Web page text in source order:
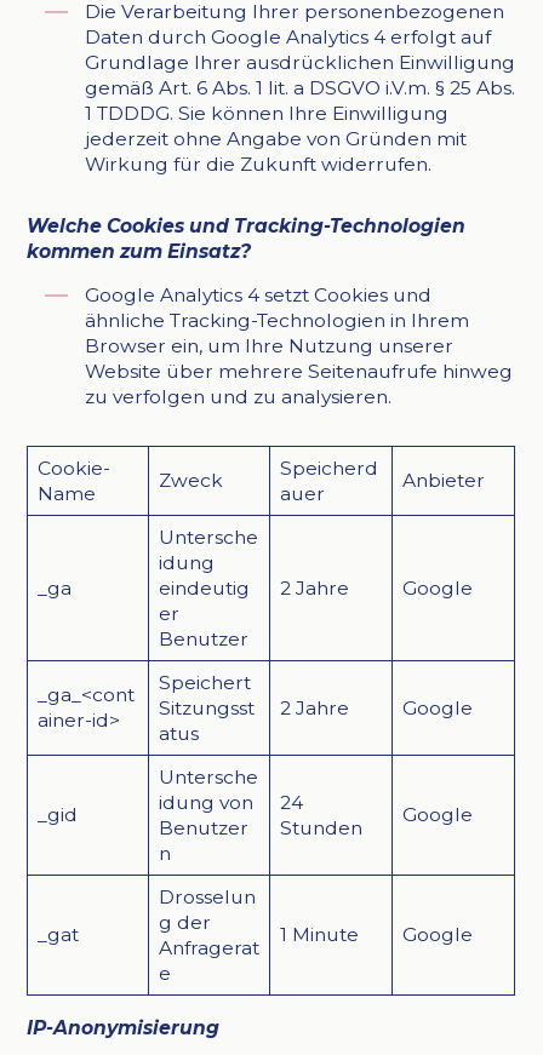
Die Verarbeitung Ihrer personenbezogenen
Daten durch Google Analytics 4 erfolgt auf
Grundlage Ihrer ausdrücklichen Einwilligung
gemäß Art. 6 Abs. 1 lit. a DSGVO i.V.m. § 25 Abs.
1 TDDDG. Sie können Ihre Einwilligung
jederzeit ohne Angabe von Gründen mit
Wirkung für die Zukunft widerrufen.
Welche Cookies und Tracking-Technologien
kommen zum Einsatz?
Google Analytics 4 setzt Cookies und
ähnliche Tracking-Technologien in Ihrem
Browser ein, um Ihre Nutzung unserer
Website über mehrere Seitenaufrufe hinweg
zu verfolgen und zu analysieren.
Cookie-
Name
Zweck
Speicherd
auer
Anbieter
_ga
Untersche
idung
eindeutig
er
Benutzer
2 Jahre Google
_ga_<cont
ainer-id>
Speichert
Sitzungsst
atus
2 Jahre Google
_gid
Untersche
idung von
Benutzer
n
24
Stunden
Google
_gat
Drosselun
g der
Anfragerat
e
1 Minute Google
IP-Anonymisierung